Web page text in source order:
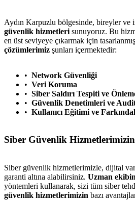
Aydın Karpuzlu bölgesinde, bireyler ve
güvenlik hizmetleri sunuyoruz. Bu
en üst seviyeye çıkarmak için
çözümlerimiz şunları içermektedir:
Network Güvenliği
Veri Koruma
Siber Saldırı Tespiti ve
Güvenlik Denetimleri ve
Kullanıcı Eğitimi ve
Siber Güvenlik
Siber güvenlik hizmetlerimizle, dijital
garanti altına alabilirsiniz. Uzman
yöntemleri kullanarak, sizi tüm siber
güvenlik hizmetlerimizin bazı